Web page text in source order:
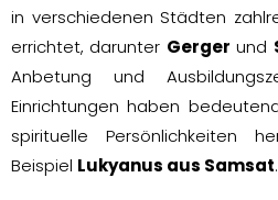
in verschiedenen Städten
errichtet, darunter Gerger und
Anbetung und
Einrichtungen haben
spirituelle Persönlichkeiten
Beispiel Lukyanus aus Samsat.